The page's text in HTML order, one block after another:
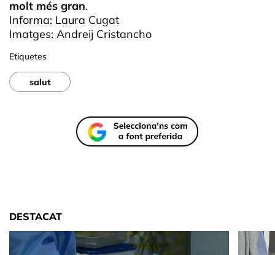
molt més gran.
Informa: Laura Cugat
Imatges: Andreij Cristancho
Etiquetes
salut
DESTACAT